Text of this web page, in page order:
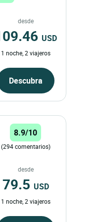
desde
USD
1 noche, 2 viajeros
Descubra
8.9/10
(294 comentarios)
desde
79.5 USD
1 noche, 2 viajeros